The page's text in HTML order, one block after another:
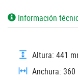
Información
Altura: 441
Anchura: 360